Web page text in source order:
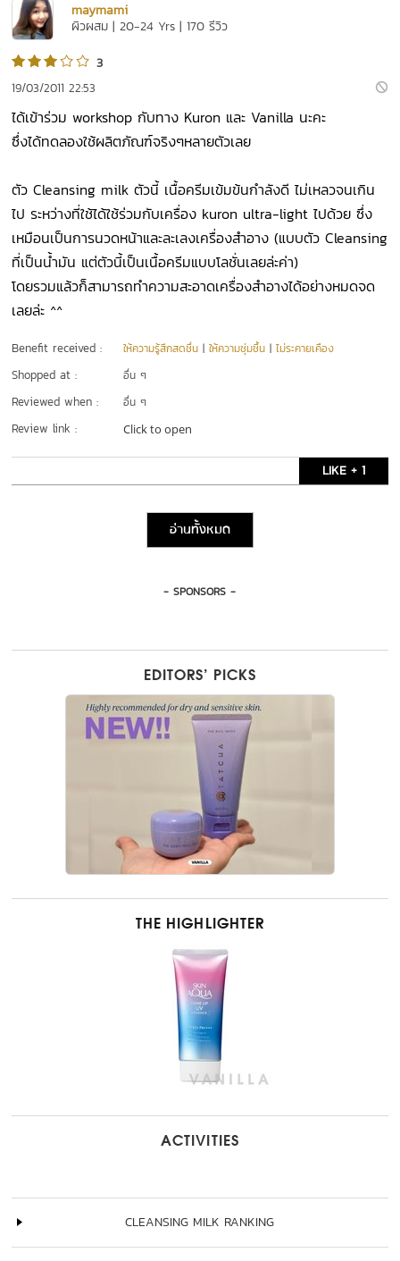
maymami
ผิวผสม | 20-24 Yrs | 170 รีวิว
3
19/03/2011 22:53
ได้เข้าร่วม workshop กับทาง Kuron และ Vanilla นะคะ
ซึ่งได้ทดลองใช้ผลิตภัณฑ์จริงๆหลายตัวเลย
ตัว Cleansing milk ตัวนี้ เนื้อครีมเข้มข้นกำลังดี ไม่เหลวจนเกิน
ไป ระหว่างที่ใช้ได้ใช้ร่วมกับเครื่อง kuron ultra-light ไปด้วย ซึ่ง
เหมือนเป็นการนวดหน้าและละเลงเครื่องสำอาง (แบบตัว Cleansing
ที่เป็นน้ำมัน แต่ตัวนี้เป็นเนื้อครีมแบบโลชั่นเลยล่ะค่า)
โดยรวมแล้วก็สามารถทำความสะอาดเครื่องสำอางได้อย่างหมดจด
เลยล่ะ ^^
Benefit received : ให้ความรู้สึกสดชื่น |ให้ความชุ่มชื้น |ไม่ระคายเคือง
Shopped at : อื่น ๆ
Reviewed when : อื่น ๆ
Review link : Click to open
LIKE + 1
อ่านทั้งหมด
- SPONSORS -
EDITORS’ PICKS
THE HIGHLIGHTER
ACTIVITIES
CLEANSING MILK RANKING